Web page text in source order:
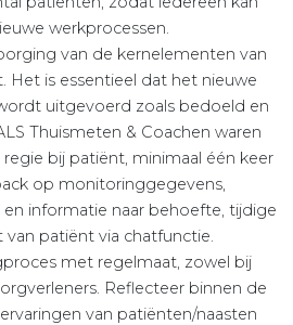
werkprocessen.
van de kernelementen van
Het is essentieel dat het nieuwe
uitgevoerd zoals bedoeld en
Thuismeten & Coachen waren
bij patiënt, minimaal één keer
op monitoringgegevens,
informatie naar behoefte, tijdige
patiënt via chatfunctie.
met regelmaat, zowel bij
Reflecteer binnen de
van patiënten/naasten